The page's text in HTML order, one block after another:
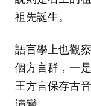
祖先誕生。
語言學上也觀
個方言群，一
王方言保存古